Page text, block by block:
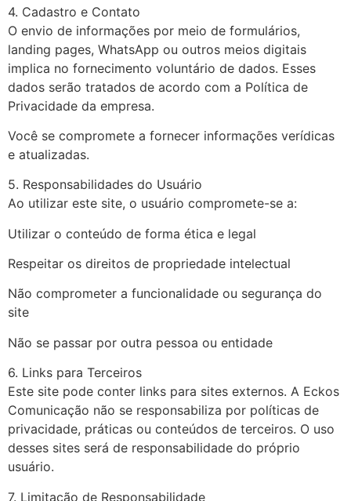
4. Cadastro e Contato
O envio de informações por meio de formulários,
landing pages, WhatsApp ou outros meios digitais
implica no fornecimento voluntário de dados. Esses
dados serão tratados de acordo com a Política de
Privacidade da empresa.
Você se compromete a fornecer informações verídicas
e atualizadas.
5. Responsabilidades do Usuário
Ao utilizar este site, o usuário compromete-se a:
Utilizar o conteúdo de forma ética e legal
Respeitar os direitos de propriedade intelectual
Não comprometer a funcionalidade ou segurança do
site
Não se passar por outra pessoa ou entidade
6. Links para Terceiros
Este site pode conter links para sites externos. A Eckos
Comunicação não se responsabiliza por políticas de
privacidade, práticas ou conteúdos de terceiros. O uso
desses sites será de responsabilidade do próprio
usuário.
7. Limitação de Responsabilidade